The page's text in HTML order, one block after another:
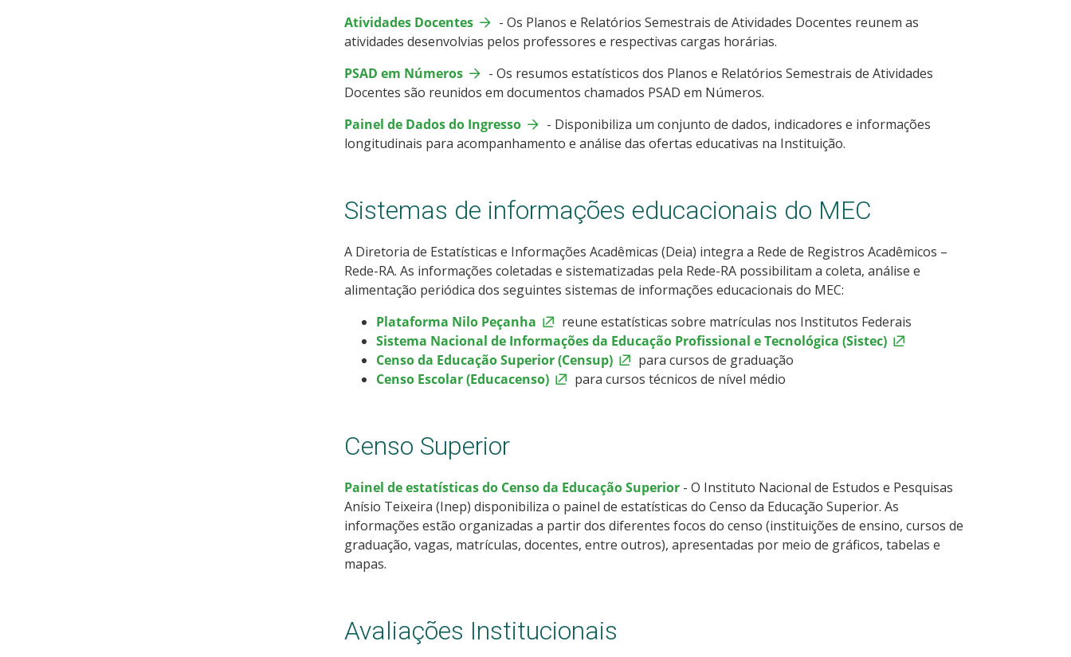
Atividades Docentes
- Os Planos e Relatórios Semestrais de Atividades Docentes reunem as
atividades desenvolvias pelos professores e respectivas cargas horárias.
PSAD em Números
- Os resumos estatísticos dos Planos e Relatórios Semestrais de Atividades
Docentes são reunidos em documentos chamados PSAD em Números.
Painel de Dados do Ingresso
- Disponibiliza um conjunto de dados, indicadores e informações
longitudinais para acompanhamento e análise das ofertas educativas na Instituição.
Sistemas de informações educacionais do MEC
A Diretoria de Estatísticas e Informações Acadêmicas (Deia) integra a Rede de Registros Acadêmicos –
Rede-RA. As informações coletadas e sistematizadas pela Rede-RA possibilitam a coleta, análise e
alimentação periódica dos seguintes sistemas de informações educacionais do MEC:
Plataforma Nilo Peçanha
reune estatísticas sobre matrículas nos Institutos Federais
Sistema Nacional de Informações da Educação Profissional e Tecnológica (Sistec)
Censo da Educação Superior (Censup)
para cursos de graduação
Censo Escolar (Educacenso)
para cursos técnicos de nível médio
Censo Superior
Painel de estatísticas do Censo da Educação Superior- O Instituto Nacional de Estudos e Pesquisas
Anísio Teixeira (Inep) disponibiliza o painel de estatísticas do Censo da Educação Superior. As
informações estão organizadas a partir dos diferentes focos do censo (instituições de ensino, cursos de
graduação, vagas, matrículas, docentes, entre outros), apresentadas por meio de gráficos, tabelas e
mapas.
Avaliações Institucionais